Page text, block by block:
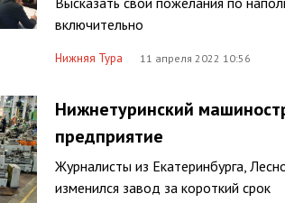
включительно
Нижняя Тура 11 апреля 2022 10:56
Нижнетуринский
предприятие
Журналисты из Екатеринбурга,
изменился завод за короткий срок